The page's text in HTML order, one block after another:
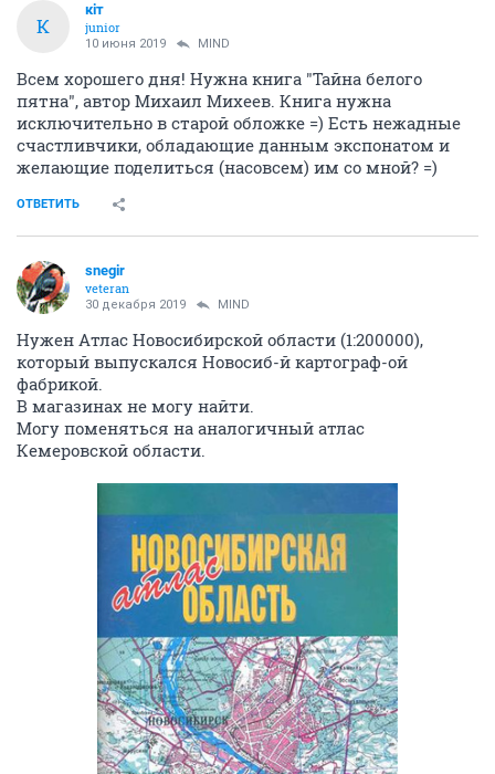
К
кiт
junior
10 июня 2019 MIND
Всем хорошего дня! Нужна книга "Тайна белого
пятна", автор Михаил Михеев. Книга нужна
исключительно в старой обложке =) Есть нежадные
счастливчики, обладающие данным экспонатом и
желающие поделиться (насовсем) им со мной? =)
ОТВЕТИТЬ
snegir
veteran
30 декабря 2019 MIND
Нужен Атлас Новосибирской области (1:200000),
который выпускался Новосиб-й картограф-ой
фабрикой.
В магазинах не могу найти.
Могу поменяться на аналогичный атлас
Кемеровской области.